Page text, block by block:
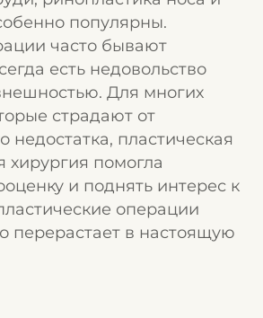
популярны.
часто бывают
есть недовольство
Для многих
страдают от
недостатка, пластическая
хирургия помогла
и поднять интерес к
операции
перерастает в настоящую